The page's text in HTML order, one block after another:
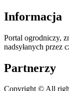
Informacja
Portal ogrodniczy,
nadsyłanych przez
Partnerzy
Copyright © All